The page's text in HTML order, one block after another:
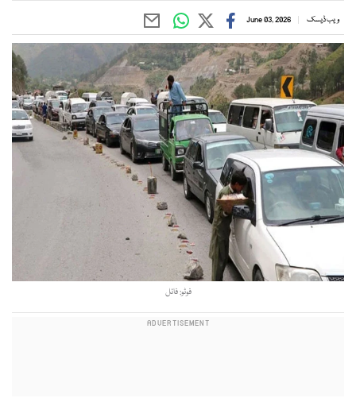
ویب ڈیسک June 03, 2026
فوٹو: فائل